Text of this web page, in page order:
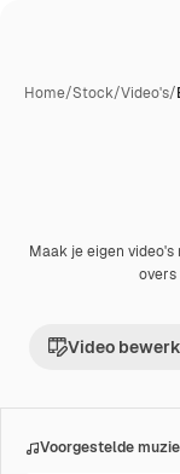
Home/Stock/Video's/
Maak je eigen video's
Video
Voorgestelde